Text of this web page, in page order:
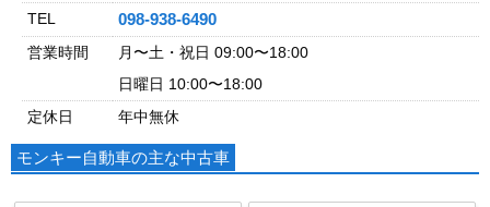
TEL
098-938-6490
営業時間
月〜土・祝日 09:00〜18:00
日曜日 10:00〜18:00
定休日
年中無休
モンキー自動車の主な中古車